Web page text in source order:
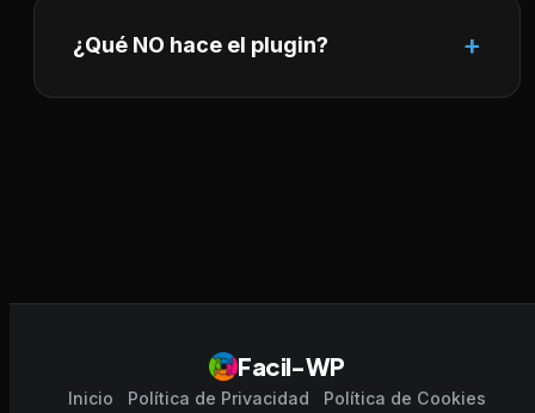
¿Qué NO hace el plugin?
Facil-WP
Inicio Política de Privacidad
Política de Cookies